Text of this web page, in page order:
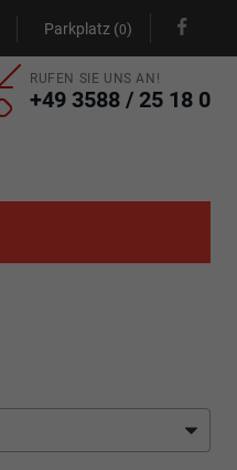
Parkplatz (0)
RUFEN SIE UNS AN!
+49 3588 / 25 18 0